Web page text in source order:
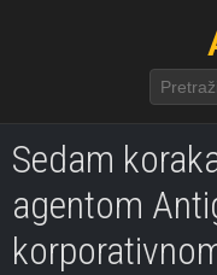
Sedam
agentom